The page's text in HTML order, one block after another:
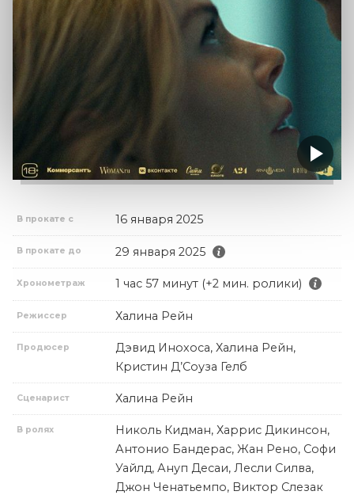
В прокате с 16 января 2025
В прокате до 29 января 2025
Хронометраж 1 час 57 минут (+2 мин. ролики)
Режиссер Халина Рейн
Продюсер
Дэвид Инохоса, Халина Рейн,
Кристин Д’Соуза Гелб
Сценарист Халина Рейн
В ролях
Николь Кидман, Харрис Дикинсон,
Антонио Бандерас, Жан Рено, Софи
Уайлд, Ануп Десаи, Лесли Силва,
Джон Ченатьемпо, Виктор Слезак